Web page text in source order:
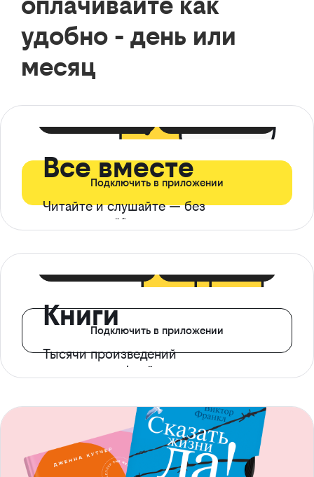
удобно - день или
месяц
Все вместе
Читайте и слушайте — без
ограничений*
Подключить в приложении
Книги
Тысячи произведений
с доступом офлайн
Подключить в приложении